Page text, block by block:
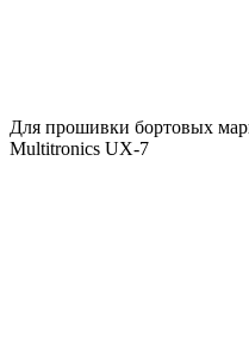
Для прошивки бортовых
Multitronics UX-7